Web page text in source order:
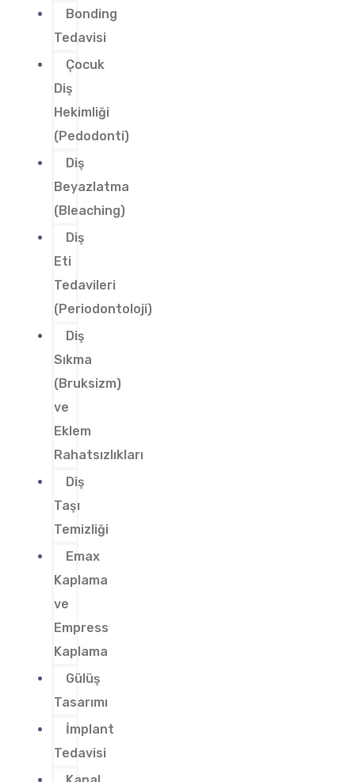
Bonding
Tedavisi
Çocuk
Diş
Hekimliği
(Pedodonti)
Diş
Beyazlatma
(Bleaching)
Diş
Eti
Tedavileri
(Periodontoloji)
Diş
Sıkma
(Bruksizm)
ve
Eklem
Rahatsızlıkları
Diş
Taşı
Temizliği
Emax
Kaplama
ve
Empress
Kaplama
Gülüş
Tasarımı
İmplant
Tedavisi